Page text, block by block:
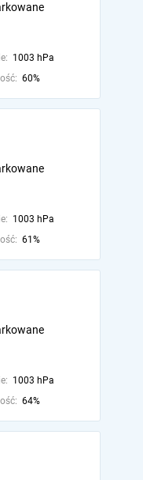
1003 hPa
60%
1003 hPa
61%
1003 hPa
64%